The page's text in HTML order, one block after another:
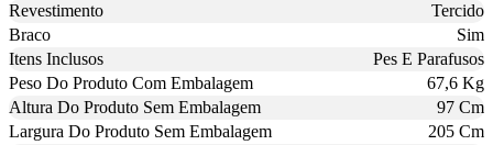
Revestimento
Tercido
Braco
Sim
Itens Inclusos
Pes E Parafusos
Peso Do Produto Com Embalagem
67,6 Kg
Altura Do Produto Sem Embalagem
97 Cm
Largura Do Produto Sem Embalagem
205 Cm